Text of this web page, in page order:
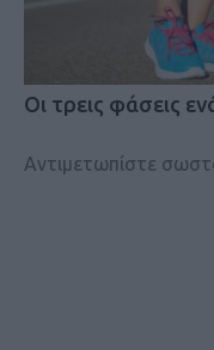
Οι τρεις φάσεις
Αντιμετωπίστε